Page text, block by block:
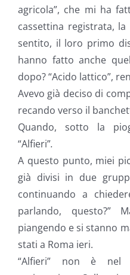
agricola”, che mi ha
cassettina registrata,
sentito, il loro primo
hanno fatto anche
dopo? “Acido lattico”,
Avevo già deciso di
recando verso il
Quando, sotto la
“Alfieri”.
A questo punto, miei
già divisi in due
continuando a
parlando,
piangendo e si stanno
stati a Roma ieri.
“Alfieri” non è